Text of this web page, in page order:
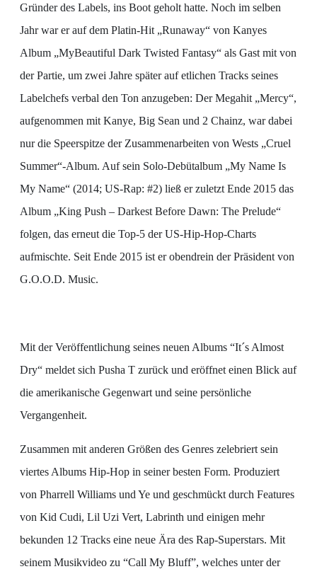
Gründer des Labels, ins Boot geholt hatte. Noch im selben
Jahr war er auf dem Platin-Hit „Runaway“ von Kanyes
Album „MyBeautiful Dark Twisted Fantasy“ als Gast mit von
der Partie, um zwei Jahre später auf etlichen Tracks seines
Labelchefs verbal den Ton anzugeben: Der Megahit „Mercy“,
aufgenommen mit Kanye, Big Sean und 2 Chainz, war dabei
nur die Speerspitze der Zusammenarbeiten von Wests „Cruel
Summer“-Album. Auf sein Solo-Debütalbum „My Name Is
My Name“ (2014; US-Rap: #2) ließ er zuletzt Ende 2015 das
Album „King Push – Darkest Before Dawn: The Prelude“
folgen, das erneut die Top-5 der US-Hip-Hop-Charts
aufmischte. Seit Ende 2015 ist er obendrein der Präsident von
G.O.O.D. Music.
Mit der Veröffentlichung seines neuen Albums “It´s Almost
Dry“ meldet sich Pusha T zurück und eröffnet einen Blick auf
die amerikanische Gegenwart und seine persönliche
Vergangenheit.
Zusammen mit anderen Größen des Genres zelebriert sein
viertes Albums Hip-Hop in seiner besten Form. Produziert
von Pharrell Williams und Ye und geschmückt durch Features
von Kid Cudi, Lil Uzi Vert, Labrinth und einigen mehr
bekunden 12 Tracks eine neue Ära des Rap-Superstars. Mit
seinem Musikvideo zu “Call My Bluff”, welches unter der